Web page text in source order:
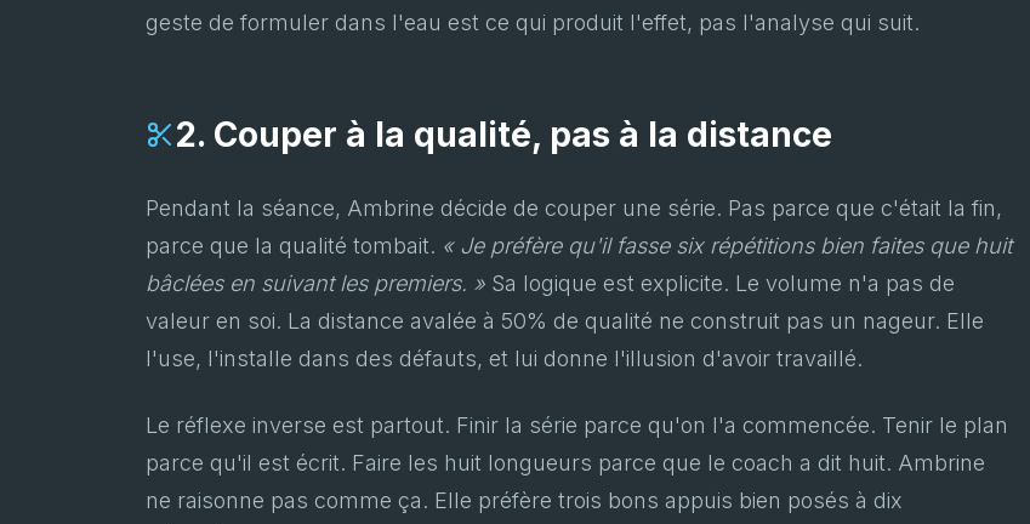
geste de formuler dans l'eau est ce qui produit l'effet, pas l'analyse qui suit.
2. Couper à la qualité, pas à la distance
Pendant la séance, Ambrine décide de couper une série. Pas parce que c'était la fin,
parce que la qualité tombait. « Je préfère qu'il fasse six répétitions bien faites que huit
bâclées en suivant les premiers. » Sa logique est explicite. Le volume n'a pas de
valeur en soi. La distance avalée à 50% de qualité ne construit pas un nageur. Elle
l'use, l'installe dans des défauts, et lui donne l'illusion d'avoir travaillé.
Le réflexe inverse est partout. Finir la série parce qu'on l'a commencée. Tenir le plan
parce qu'il est écrit. Faire les huit longueurs parce que le coach a dit huit. Ambrine
ne raisonne pas comme ça. Elle préfère trois bons appuis bien posés à dix